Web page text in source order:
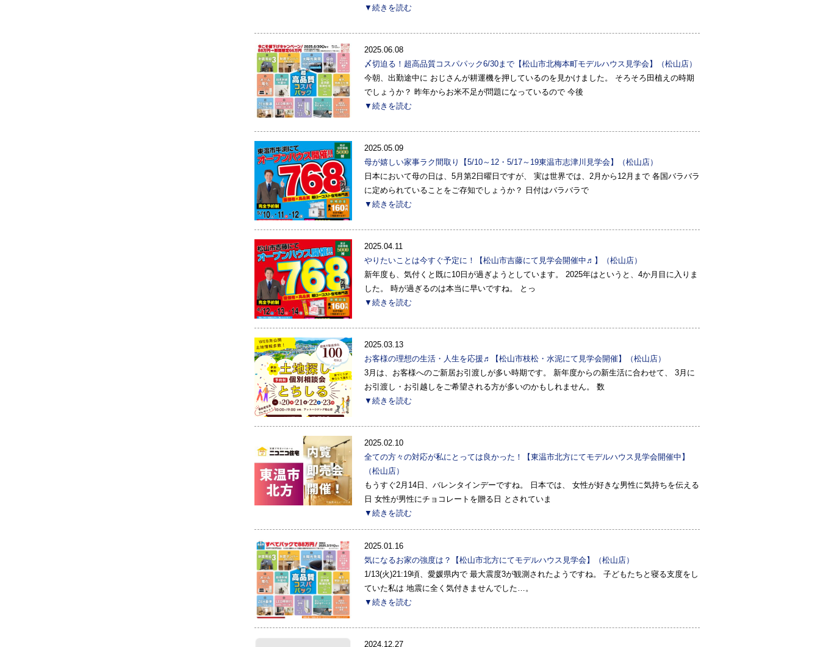
▼続きを読む
2025.06.08
〆切迫る！超高品質コスパパック6/30まで【松山市北梅本町モデルハウス見学会】（松山店）
今朝、出勤途中に おじさんが耕運機を押しているのを見かけました。 そろそろ田植えの時期
でしょうか？ 昨年からお米不足が問題になっているので 今後
▼続きを読む
2025.05.09
母が嬉しい家事ラク間取り【5/10～12・5/17～19東温市志津川見学会】（松山店）
日本において母の日は、5月第2日曜日ですが、 実は世界では、2月から12月まで 各国バラバラ
に定められていることをご存知でしょうか？ 日付はバラバラで
▼続きを読む
2025.04.11
やりたいことは今すぐ予定に！【松山市吉藤にて見学会開催中♬】（松山店）
新年度も、気付くと既に10日が過ぎようとしています。 2025年はというと、4か月目に入りま
した。 時が過ぎるのは本当に早いですね。 とっ
▼続きを読む
2025.03.13
お客様の理想の生活・人生を応援♬【松山市枝松・水泥にて見学会開催】（松山店）
3月は、お客様へのご新居お引渡しが多い時期です。 新年度からの新生活に合わせて、 3月に
お引渡し・お引越しをご希望される方が多いのかもしれません。 数
▼続きを読む
2025.02.10
全ての方々の対応が私にとっては良かった！【東温市北方にてモデルハウス見学会開催中】
（松山店）
もうすぐ2月14日、バレンタインデーですね。 日本では、 女性が好きな男性に気持ちを伝える
日 女性が男性にチョコレートを贈る日 とされていま
▼続きを読む
2025.01.16
気になるお家の強度は？【松山市北方にてモデルハウス見学会】（松山店）
1/13(火)21:19頃、愛媛県内で 最大震度3が観測されたようですね。 子どもたちと寝る支度をし
ていた私は 地震に全く気付きませんでした…。
▼続きを読む
2024.12.27